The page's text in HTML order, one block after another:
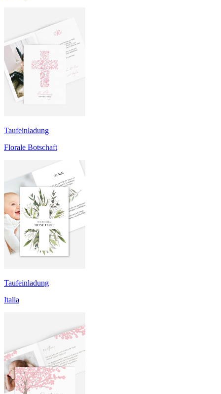
Taufeinladung
Florale Botschaft
Taufeinladung
Italia